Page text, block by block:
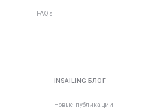
FAQs
INSAILING БЛОГ
Новые публикации